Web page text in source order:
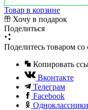
Товар в корзине
Хочу в подарок
Поделиться
Поделитесь товаром
Копировать
Вконтакте
Телеграм
Facebook
Одноклассники